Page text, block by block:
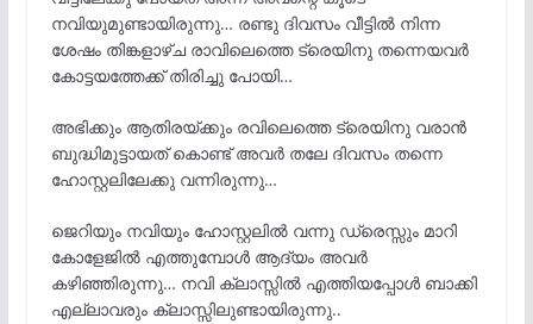
നവിയുമുണ്ടായിരുന്നു… രണ്ടു ദിവസം വീട്ടിൽ നിന്ന
ശേഷം തിങ്കളാഴ്ച രാവിലെത്തെ ട്രെയിനു തന്നെയവർ
കോട്ടയത്തേക്ക് തിരിച്ചു പോയി…
അഭിക്കും ആതിരയ്ക്കും രവിലെത്തെ ട്രെയിനു വരാൻ
ബുദ്ധിമുട്ടായത് കൊണ്ട് അവർ തലേ ദിവസം തന്നെ
ഹോസ്റ്റലിലേക്കു വന്നിരുന്നു…
ജെറിയും നവിയും ഹോസ്റ്റലിൽ വന്നു ഡ്രെസ്സും മാറി
കോളേജിൽ എത്തുമ്പോൾ ആദ്യം അവർ
കഴിഞ്ഞിരുന്നു… നവി ക്ലാസ്സിൽ എത്തിയപ്പോൾ ബാക്കി
എല്ലാവരും ക്ലാസ്സിലുണ്ടായിരുന്നു..